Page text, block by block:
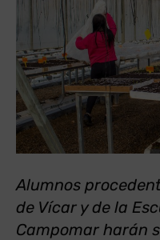
Alumnos
de Vícar y de la
Campomar harán